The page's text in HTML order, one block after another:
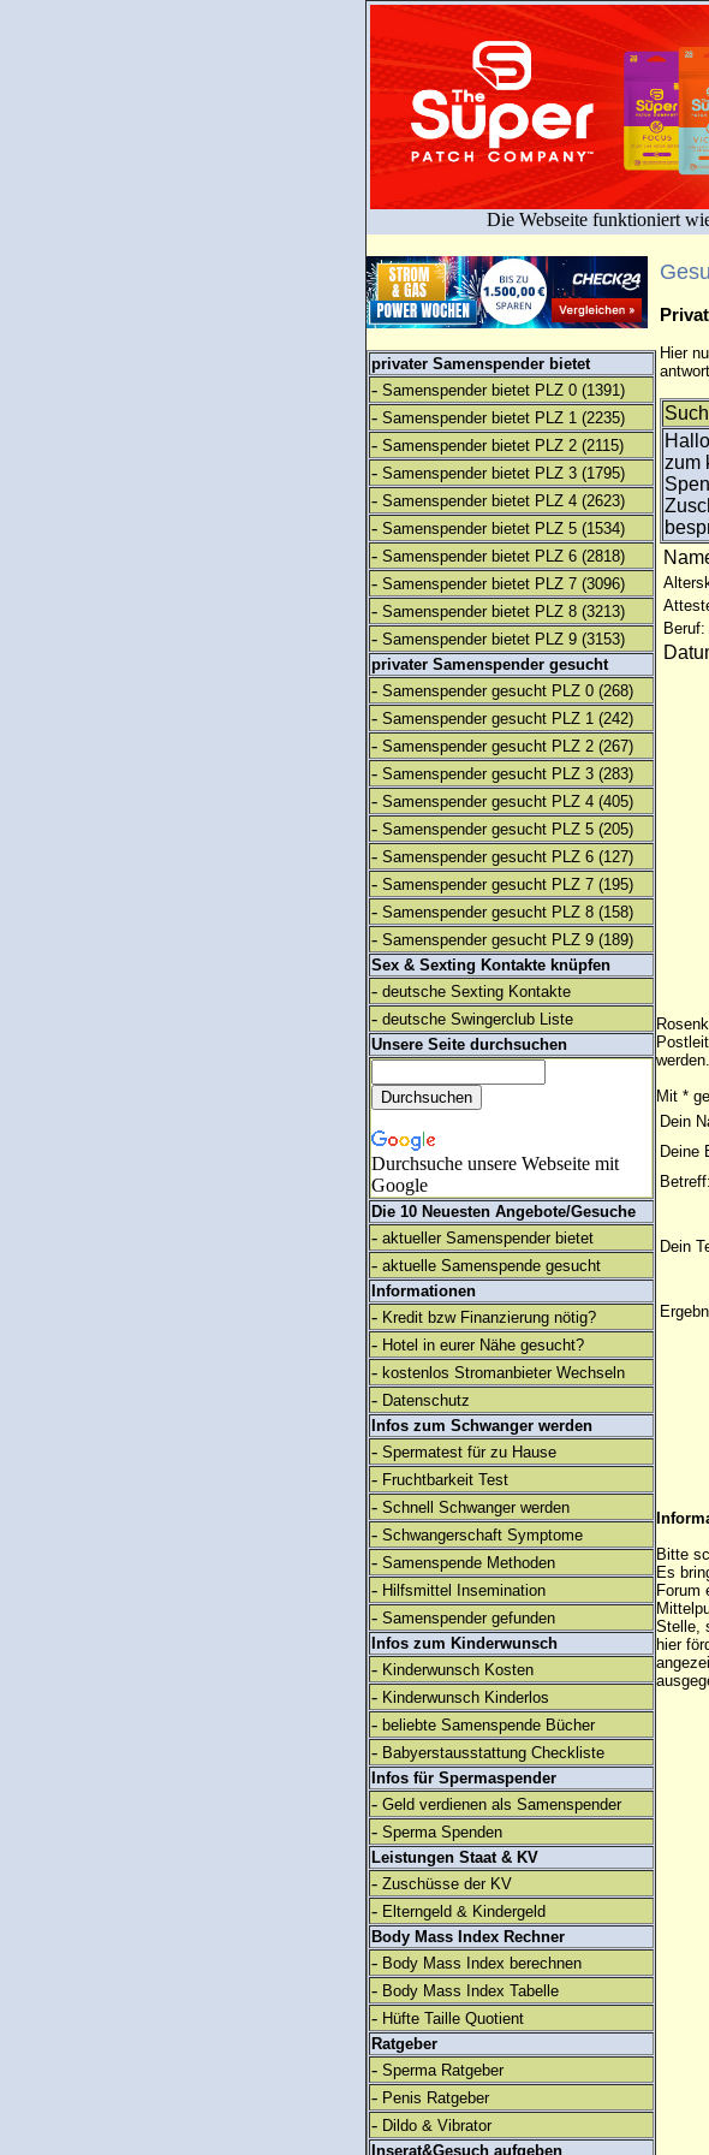
Die Webseite funktioniert
privater Samenspender bietet
- Samenspender bietet PLZ 0 (1391)
- Samenspender bietet PLZ 1 (2235)
- Samenspender bietet PLZ 2 (2115)
- Samenspender bietet PLZ 3 (1795)
- Samenspender bietet PLZ 4 (2623)
- Samenspender bietet PLZ 5 (1534)
- Samenspender bietet PLZ 6 (2818)
- Samenspender bietet PLZ 7 (3096)
- Samenspender bietet PLZ 8 (3213)
- Samenspender bietet PLZ 9 (3153)
privater Samenspender gesucht
- Samenspender gesucht PLZ 0 (268)
- Samenspender gesucht PLZ 1 (242)
- Samenspender gesucht PLZ 2 (267)
- Samenspender gesucht PLZ 3 (283)
- Samenspender gesucht PLZ 4 (405)
- Samenspender gesucht PLZ 5 (205)
- Samenspender gesucht PLZ 6 (127)
- Samenspender gesucht PLZ 7 (195)
- Samenspender gesucht PLZ 8 (158)
- Samenspender gesucht PLZ 9 (189)
Sex & Sexting Kontakte knüpfen
- deutsche Sexting Kontakte
- deutsche Swingerclub Liste
Unsere Seite durchsuchen
Durchsuche unsere Webseite mit
Google
Die 10 Neuesten Angebote/Gesuche
- aktueller Samenspender bietet
- aktuelle Samenspende gesucht
Informationen
- Kredit bzw Finanzierung nötig?
- Hotel in eurer Nähe gesucht?
- kostenlos Stromanbieter Wechseln
- Datenschutz
Infos zum Schwanger werden
- Spermatest für zu Hause
- Fruchtbarkeit Test
- Schnell Schwanger werden
- Schwangerschaft Symptome
- Samenspende Methoden
- Hilfsmittel Insemination
- Samenspender gefunden
Infos zum Kinderwunsch
- Kinderwunsch Kosten
- Kinderwunsch Kinderlos
- beliebte Samenspende Bücher
- Babyerstausstattung Checkliste
Infos für Spermaspender
- Geld verdienen als Samenspender
- Sperma Spenden
Leistungen Staat & KV
- Zuschüsse der KV
- Elterngeld & Kindergeld
Body Mass Index Rechner
- Body Mass Index berechnen
- Body Mass Index Tabelle
- Hüfte Taille Quotient
Ratgeber
- Sperma Ratgeber
- Penis Ratgeber
- Dildo & Vibrator
Inserat&Gesuch aufgeben
Hier
zum
Mit *
Dein
Deine
Betreff:
Dein
Bitte
Es
Forum
Stelle,
hier